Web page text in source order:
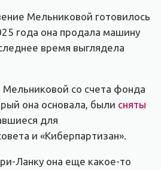
Мельниковой готовилось
года она продала машину
время выглядела
Мельниковой со счета фонда
она основала, были сняты
для
и «Киберпартизан».
Ланку она еще какое-то